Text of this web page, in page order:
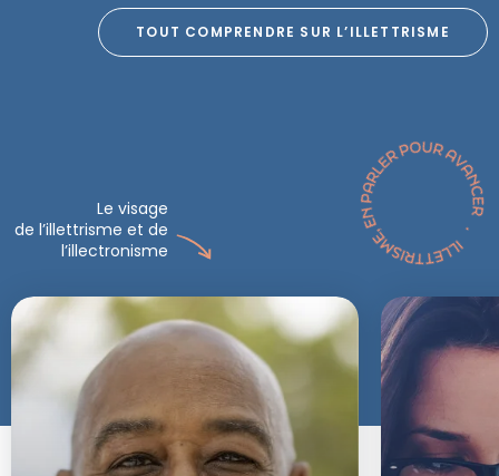
Le visage
de l’illettrisme et de
l’illectronisme
TOUT COMPRENDRE SUR L’ILLETTRISME